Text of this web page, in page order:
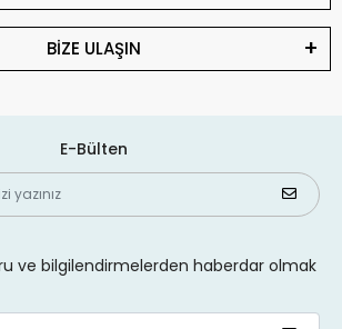
BİZE ULAŞIN
E-Bülten
ve bilgilendirmelerden haberdar olmak